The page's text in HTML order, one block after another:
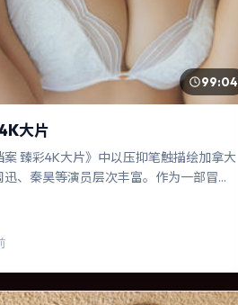
99:04
大片
臻彩4K大片》中以压抑笔触描绘加拿大
、秦昊等演员层次丰富。作为一部冒险
裂缝切入，逐步推向不可逆转的结局；视
点克制有力。